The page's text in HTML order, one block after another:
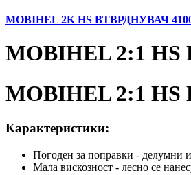
MOBIHEL 2K HS ВТВРДНУВАЧ
MOBIHEL 2:1
MOBIHEL 2:1
Карактеристики:
Погоден за поправки - делумни
Мала вискозност - лесно се